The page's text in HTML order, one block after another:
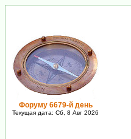
Форуму 6679-й день
Текущая дата: Сб, 8 Авг 2026